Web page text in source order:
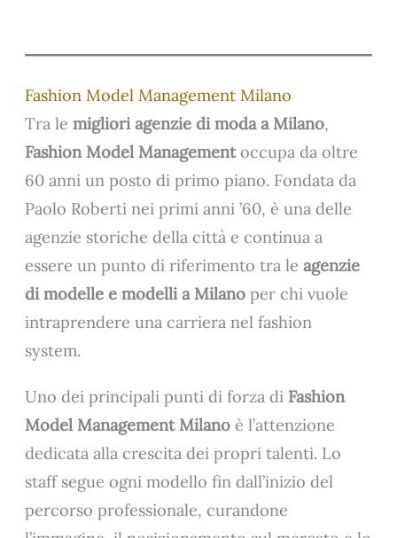
Fashion Model Management Milano
Tra lemigliori agenzie di moda a Milano,
Fashion Model Managementoccupa da oltre
60 anni un posto di primo piano. Fondata da
Paolo Roberti nei primi anni ’60, è una delle
agenzie storiche della città e continua a
essere un punto di riferimento tra leagenzie
di modelle e modelli a Milano per chi vuole
intraprendere una carriera nel fashion
system.
Uno dei principali punti di forza di Fashion
Model Management Milano è l’attenzione
dedicata alla crescita dei propri talenti. Lo
staff segue ogni modello fin dall’inizio del
percorso professionale, curandone